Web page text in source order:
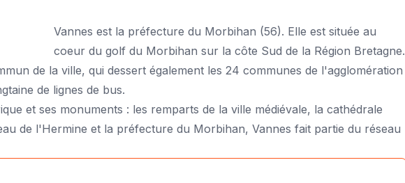
Vannes est la préfecture du Morbihan (56). Elle est située au
coeur du golf du Morbihan sur la côte Sud de la Région Bretagne.
de la ville, qui dessert également les 24 communes de l'agglomération
de lignes de bus.
et ses monuments : les remparts de la ville médiévale, la cathédrale
de l'Hermine et la préfecture du Morbihan, Vannes fait partie du réseau